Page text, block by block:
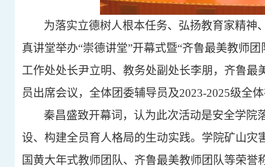
为落实立德树人根本任务、弘扬教育家精神
真讲堂举办“崇德讲堂”开幕式暨“齐鲁最美教师
工作处处长尹立明、教务处副处长李朋，齐鲁
员出席会议，全体团委辅导员及2023-2025级全
秦昌盛致开幕词，认为此次活动是安全学院
设、构建全员育人格局的生动实践。学院矿山
国黄大年式教师团队、齐鲁最美教师团队等荣誉